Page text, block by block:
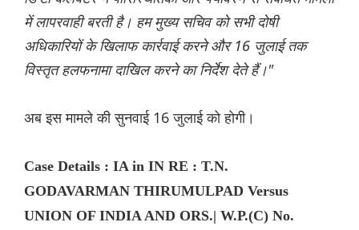
में लापरवाही बरती है। हम मुख्य सचिव को सभी दोषी
अधिकारियों के खिलाफ कार्रवाई करने और 16 जुलाई तक
विस्तृत हलफनामा दाखिल करने का निर्देश देते हैं।"
अब इस मामले की सुनवाई 16 जुलाई को होगी।
Case Details : IA in IN RE : T.N.
GODAVARMAN THIRUMULPAD Versus
UNION OF INDIA AND ORS.| W.P.(C) No.